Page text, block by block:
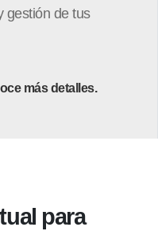
gestión de tus
más detalles.
para